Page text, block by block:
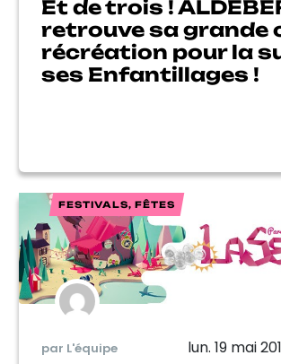
Et de trois !
retrouve sa grande
récréation pour la
ses Enfantillages !
FESTIVALS, FÊTES
par L'équipe lun. 19 mai